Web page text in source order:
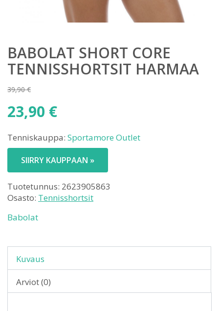
BABOLAT SHORT CORE
TENNISSHORTSIT HARMAA
39,90€
Alkuperäinen
hinta
39,90 €.
23,90 €
hinta
on:
23,90 €.
Tenniskauppa: Sportamore Outlet
SIIRRY KAUPPAAN »
Tuotetunnus: 2623905863
Osasto: Tennisshortsit
Babolat
Kuvaus
Arviot (0)